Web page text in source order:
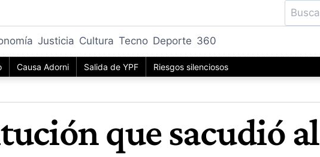
Buscar:
Justicia Cultura Tecno Deporte 360
Causa Adorni Salida de YPF Riesgos silenciosos
que sacudió al